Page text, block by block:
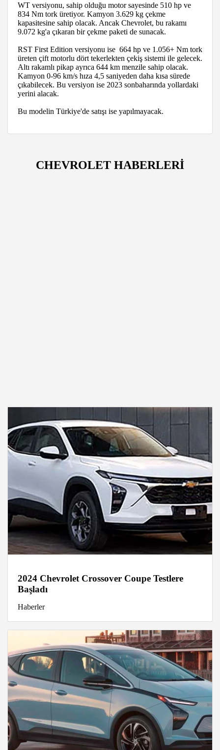
WT versiyonu, sahip olduğu motor sayesinde 510 hp ve
834 Nm tork üretiyor. Kamyon 3.629 kg çekme
kapasitesine sahip olacak. Ancak Chevrolet, bu rakamı
9.072 kg'a çıkaran bir çekme paketi de sunacak.
RST First Edition versiyonu ise 664 hp ve 1.056+ Nm tork
üreten çift motorlu dört tekerlekten çekiş sistemi ile gelecek.
Altı rakamlı pikap ayrıca 644 km menzile sahip olacak.
Kamyon 0-96 km/s hıza 4,5 saniyeden daha kısa sürede
çıkabilecek. Bu versiyon ise 2023 sonbaharında yollardaki
yerini alacak.
Bu modelin Türkiye'de satışı ise yapılmayacak.
CHEVROLET HABERLERİ
2024 Chevrolet Crossover Coupe Testlere
Başladı
Haberler